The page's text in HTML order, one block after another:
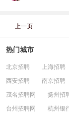
上一页
热门城市
北京招聘 上海招聘
西安招聘
南京招聘
茂名招聘网
扬州招
台州招聘网
杭州银